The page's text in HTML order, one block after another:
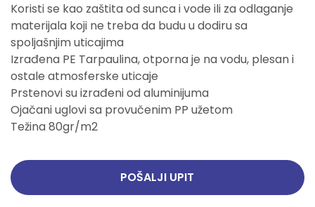
Koristi se kao zaštita od sunca i vode ili za odlaganje
materijala koji ne treba da budu u dodiru sa
spoljašnjim uticajima
Izrađena PE Tarpaulina, otporna je na vodu, plesan i
ostale atmosferske uticaje
Prstenovi su izrađeni od aluminijuma
Ojačani uglovi sa provučenim PP užetom
Težina 80gr/m2
POŠALJI UPIT